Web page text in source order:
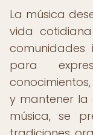
La música
vida
comunidades
para
y mantener la
música, se